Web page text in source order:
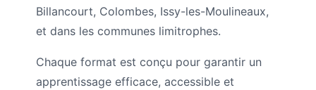
Billancourt, Colombes, Issy-les-Moulineaux,
et dans les communes limitrophes.
Chaque format est conçu pour garantir un
apprentissage efficace, accessible et